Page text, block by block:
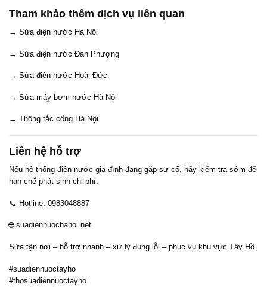
Tham khảo thêm dịch vụ liên quan
→ Sửa điện nước Hà Nội
→ Sửa điện nước Đan Phượng
→ Sửa điện nước Hoài Đức
→ Sửa máy bơm nước Hà Nội
→ Thông tắc cống Hà Nội
Liên hệ hỗ trợ
Nếu hệ thống điện nước gia đình đang gặp sự cố, hãy kiểm tra sớm để
hạn chế phát sinh chi phí.
📞 Hotline: 0983048887
🌐 suadiennuochanoi.net
Sửa tận nơi – hỗ trợ nhanh – xử lý đúng lỗi – phục vụ khu vực Tây Hồ.
#suadiennuoctayho
#thosuadiennuoctayho